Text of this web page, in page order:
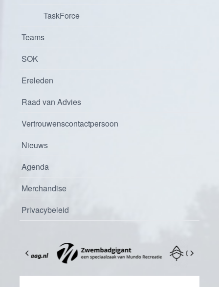
TaskForce
Teams
SOK
Ereleden
Raad van Advies
Vertrouwenscontactpersoon
Nieuws
Agenda
Merchandise
Privacybeleid